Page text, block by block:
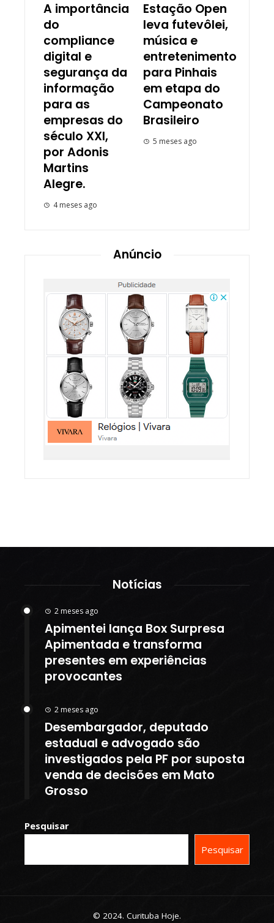
A importância
do
compliance
digital e
segurança da
informação
para as
empresas do
século XXI,
por Adonis
Martins
Alegre.
4 meses ago
Estação Open
leva futevôlei,
música e
entretenimento
para Pinhais
em etapa do
Campeonato
Brasileiro
5 meses ago
Anúncio
Notícias
2 meses ago
Apimentei lança Box Surpresa
Apimentada e transforma
presentes em experiências
provocantes
2 meses ago
Desembargador, deputado
estadual e advogado são
investigados pela PF por suposta
venda de decisões em Mato
Grosso
Pesquisar
Pesquisar
© 2024. Curituba Hoje.